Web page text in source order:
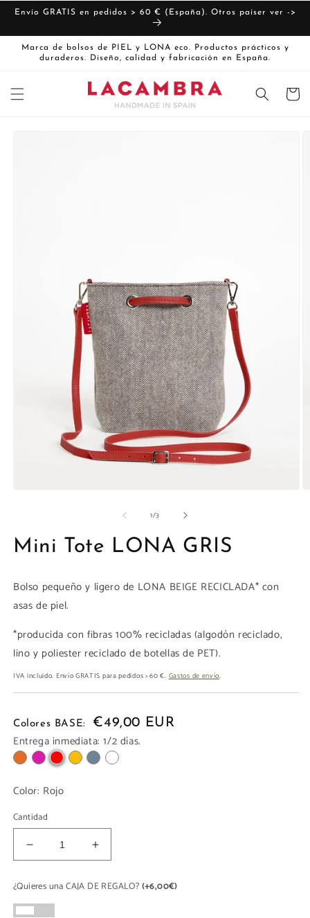
directamente
Envío GRATIS en pedidos > 60 € (España). Otros paíser ver ->
Marca de bolsos de PIEL y LONA eco. Productos prácticos y
duraderos. Diseño, calidad y fabricación en España.
Carrito
en
una
1/de
3
Mini Tote LONA GRIS
Bolso pequeño y ligero de LONA BEIGE RECICLADA* con
asas de piel.
*producida con fibras 100% recicladas (algodón reciclado,
lino y poliester reciclado de botellas de PET).
IVA incluido. Envío GRATIS para pedidos > 60 €. Gastos de envío.
Colores BASE: €49,00 EUR
Entrega inmediata: 1/2 días.
Color: Rojo
Cantidad
Reducir
cantidad
para
Mini
Tote
Aumentar
cantidad
para
Mini
¿Quieres una CAJA DE REGALO?(+6,00€)